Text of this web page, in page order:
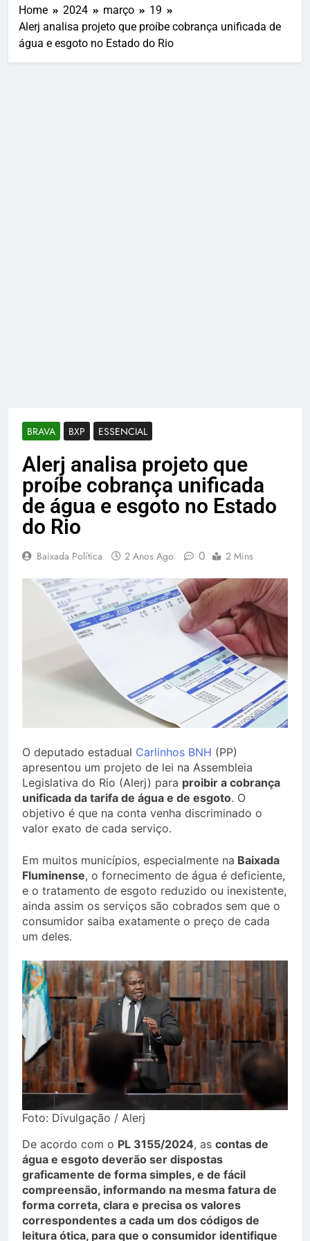
Home 2024 março
19
Alerj analisa projeto que proíbe cobrança unificada de
água e esgoto no Estado do Rio
BRAVA BXP ESSENCIAL
Alerj analisa projeto que
proíbe cobrança unificada
de água e esgoto no Estado
do Rio
Baixada Política 2 Anos Ago 0 2 Mins
O deputado estadual Carlinhos BNH (PP)
apresentou um projeto de lei na Assembleia
Legislativa do Rio (Alerj) para proibir a cobrança
unificada da tarifa de água e de esgoto. O
objetivo é que na conta venha discriminado o
valor exato de cada serviço.
Em muitos municípios, especialmente na Baixada
Fluminense, o fornecimento de água é deficiente,
e o tratamento de esgoto reduzido ou inexistente,
ainda assim os serviços são cobrados sem que o
consumidor saiba exatamente o preço de cada
um deles.
Foto: Divulgação / Alerj
De acordo com o PL 3155/2024, as contas de
água e esgoto deverão ser dispostas
graficamente de forma simples, e de fácil
compreensão, informando na mesma fatura de
forma correta, clara e precisa os valores
correspondentes a cada um dos códigos de
leitura ótica, para que o consumidor identifique